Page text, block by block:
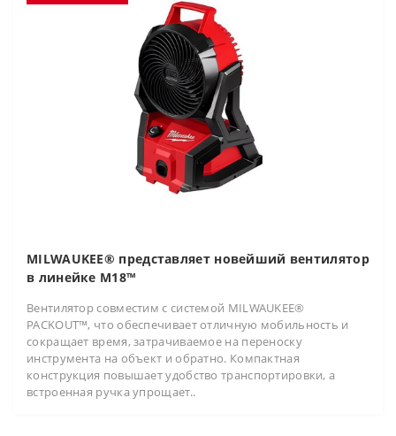
MILWAUKEE® представляет новейший вентилятор
в линейке M18™
Вентилятор совместим с системой MILWAUKEE®
PACKOUT™, что обеспечивает отличную мобильность и
сокращает время, затрачиваемое на переноску
инструмента на объект и обратно. Компактная
конструкция повышает удобство транспортировки, а
встроенная ручка упрощает..